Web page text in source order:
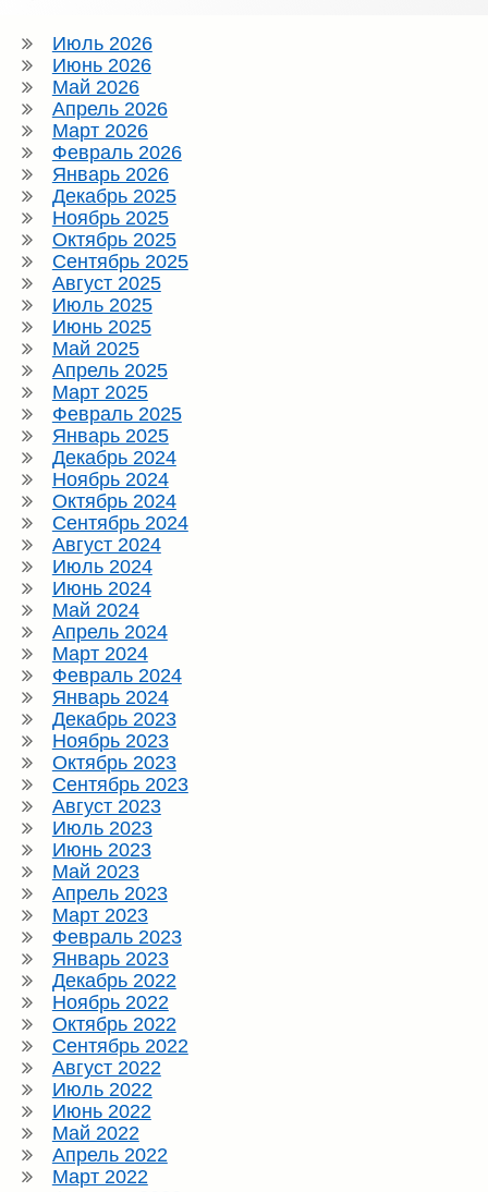
Июль 2026
Июнь 2026
Май 2026
Апрель 2026
Март 2026
Февраль 2026
Январь 2026
Декабрь 2025
Ноябрь 2025
Октябрь 2025
Сентябрь 2025
Август 2025
Июль 2025
Июнь 2025
Май 2025
Апрель 2025
Март 2025
Февраль 2025
Январь 2025
Декабрь 2024
Ноябрь 2024
Октябрь 2024
Сентябрь 2024
Август 2024
Июль 2024
Июнь 2024
Май 2024
Апрель 2024
Март 2024
Февраль 2024
Январь 2024
Декабрь 2023
Ноябрь 2023
Октябрь 2023
Сентябрь 2023
Август 2023
Июль 2023
Июнь 2023
Май 2023
Апрель 2023
Март 2023
Февраль 2023
Январь 2023
Декабрь 2022
Ноябрь 2022
Октябрь 2022
Сентябрь 2022
Август 2022
Июль 2022
Июнь 2022
Май 2022
Апрель 2022
Март 2022